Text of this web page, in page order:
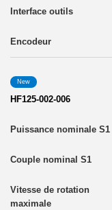
New
HF125-002-006